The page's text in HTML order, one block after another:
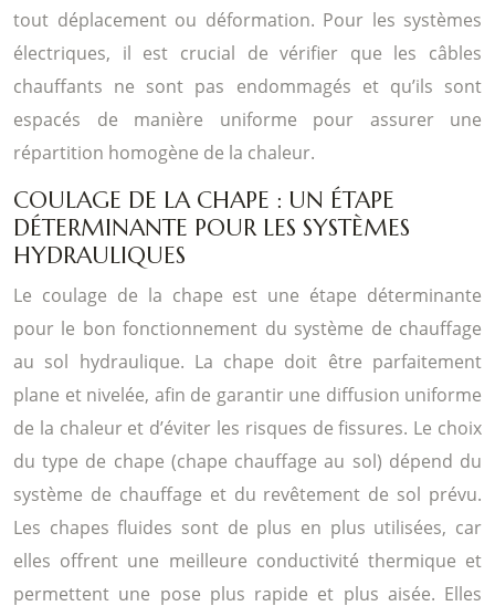
tout déplacement ou déformation. Pour les systèmes
électriques, il est crucial de vérifier que les câbles
chauffants ne sont pas endommagés et qu’ils sont
espacés de manière uniforme pour assurer une
répartition homogène de la chaleur.
COULAGE DE LA CHAPE : UN ÉTAPE
DÉTERMINANTE POUR LES SYSTÈMES
HYDRAULIQUES
Le coulage de la chape est une étape déterminante
pour le bon fonctionnement du système de chauffage
au sol hydraulique. La chape doit être parfaitement
plane et nivelée, afin de garantir une diffusion uniforme
de la chaleur et d’éviter les risques de fissures. Le choix
du type de chape (chape chauffage au sol) dépend du
système de chauffage et du revêtement de sol prévu.
Les chapes fluides sont de plus en plus utilisées, car
elles offrent une meilleure conductivité thermique et
permettent une pose plus rapide et plus aisée. Elles